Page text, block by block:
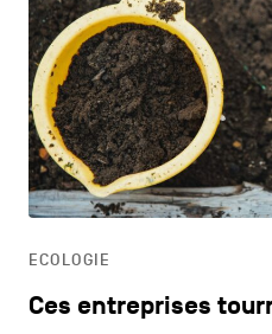
ECOLOGIE
Ces entreprises